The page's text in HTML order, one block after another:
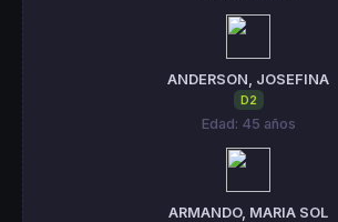
ANDERSON, JOSEFINA
D2
Edad: 45 años
ARMANDO, MARIA SOL